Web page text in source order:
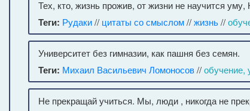
Тех, кто, жизнь прожив, от жизни не научится
Теги: Рудаки// цитаты со смыслом//жизнь//
Университет без гимназии, как пашня без семян.
Теги: Михаил Васильевич Ломоносов//обучение,
Не прекращай учиться. Мы, люди , никогда не